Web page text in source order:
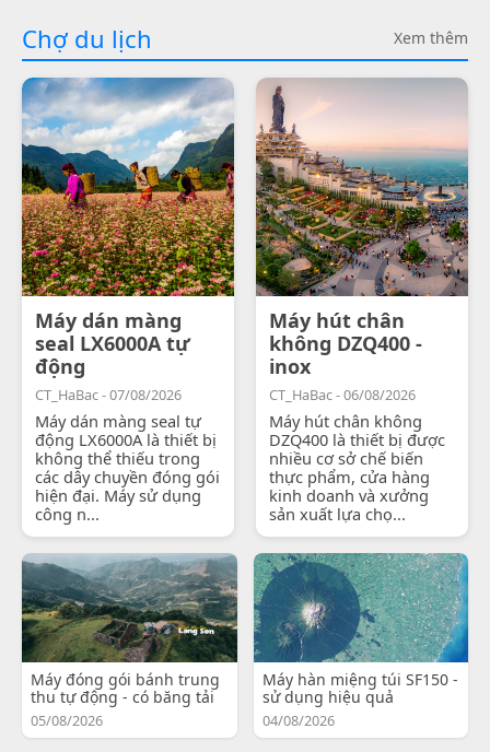
Chợ du lịch Xem thêm
Máy dán màng
seal LX6000A tự
động
CT_HaBac - 07/08/2026
Máy dán màng seal tự
động LX6000A là thiết bị
không thể thiếu trong
các dây chuyền đóng gói
hiện đại. Máy sử dụng
công n...
Máy hút chân
không DZQ400 -
inox
CT_HaBac - 06/08/2026
Máy hút chân không
DZQ400 là thiết bị được
nhiều cơ sở chế biến
thực phẩm, cửa hàng
kinh doanh và xưởng
sản xuất lựa chọ...
Máy đóng gói bánh trung
thu tự động - có băng tải
05/08/2026
Máy hàn miệng túi SF150 -
sử dụng hiệu quả
04/08/2026